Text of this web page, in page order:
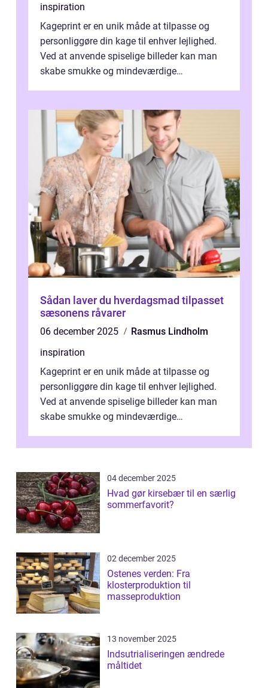
inspiration
Kageprint er en unik måde at tilpasse og
personliggøre din kage til enhver lejlighed.
Ved at anvende spiselige billeder kan man
skabe smukke og mindeværdige
Sådan laver du hverdagsmad tilpasset
sæsonens råvarer
06 december 2025
Rasmus Lindholm
inspiration
Kageprint er en unik måde at tilpasse og
personliggøre din kage til enhver lejlighed.
Ved at anvende spiselige billeder kan man
skabe smukke og mindeværdige
04 december 2025
Hvad gør kirsebær til en særlig
sommerfavorit?
02 december 2025
Ostenes verden: Fra
klosterproduktion til
masseproduktion
13 november 2025
Indsutrialiseringen ændrede
måltidet